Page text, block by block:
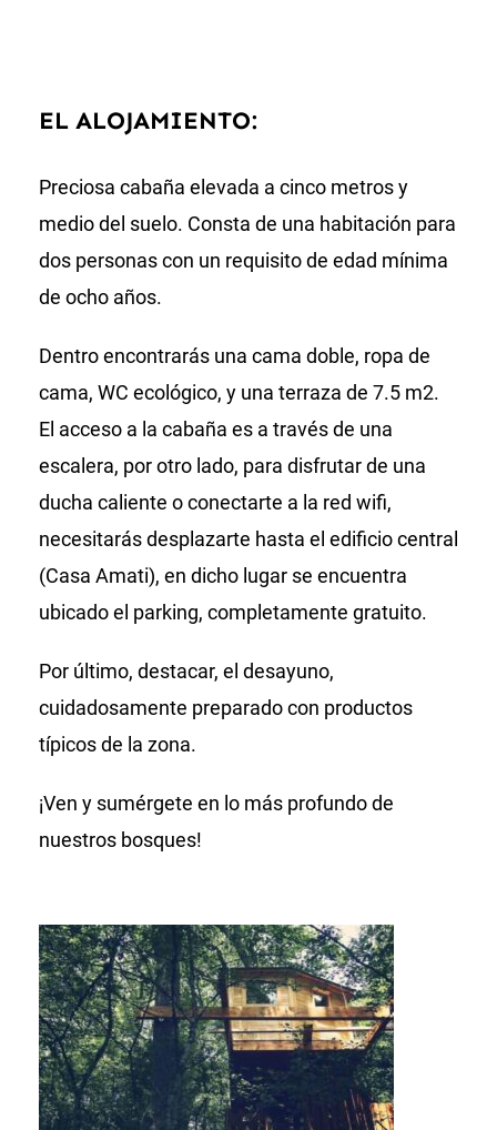
EL ALOJAMIENTO:
Preciosa cabaña elevada a cinco metros y
medio del suelo. Consta de una habitación para
dos personas con un requisito de edad mínima
de ocho años.
Dentro encontrarás una cama doble, ropa de
cama, WC ecológico, y una terraza de 7.5 m2.
El acceso a la cabaña es a través de una
escalera, por otro lado, para disfrutar de una
ducha caliente o conectarte a la red wifi,
necesitarás desplazarte hasta el edificio central
(Casa Amati), en dicho lugar se encuentra
ubicado el parking, completamente gratuito.
Por último, destacar, el desayuno,
cuidadosamente preparado con productos
típicos de la zona.
¡Ven y sumérgete en lo más profundo de
nuestros bosques!